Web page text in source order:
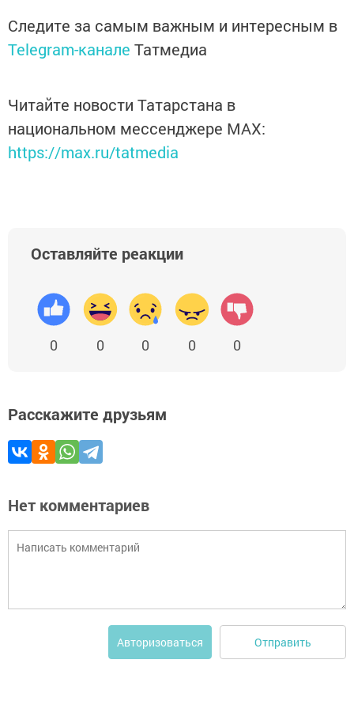
Следите за самым важным и интересным в
Telegram-канале Татмедиа
Читайте новости Татарстана в
национальном мессенджере MАХ:
https://max.ru/tatmedia
Оставляйте реакции
0 0 0 0 0
Расскажите друзьям
Нет комментариев
Авторизоваться Отправить